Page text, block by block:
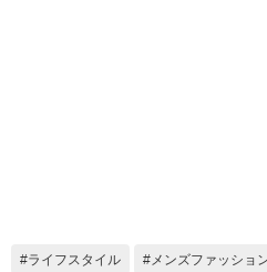
ライフスタイル メンズファッショ